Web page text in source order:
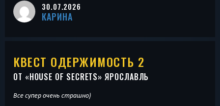
30.07.2026
КАРИНА
КВЕСТ ОДЕРЖИМОСТЬ 2
ОТ «HOUSE OF SECRETS» ЯРОСЛАВЛЬ
Все супер очень страшно)